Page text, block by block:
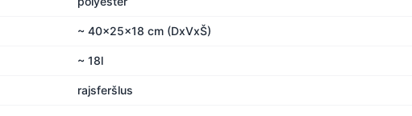
~ 40x25x18 cm (DxVxŠ)
~ 18l
rajsferšlus